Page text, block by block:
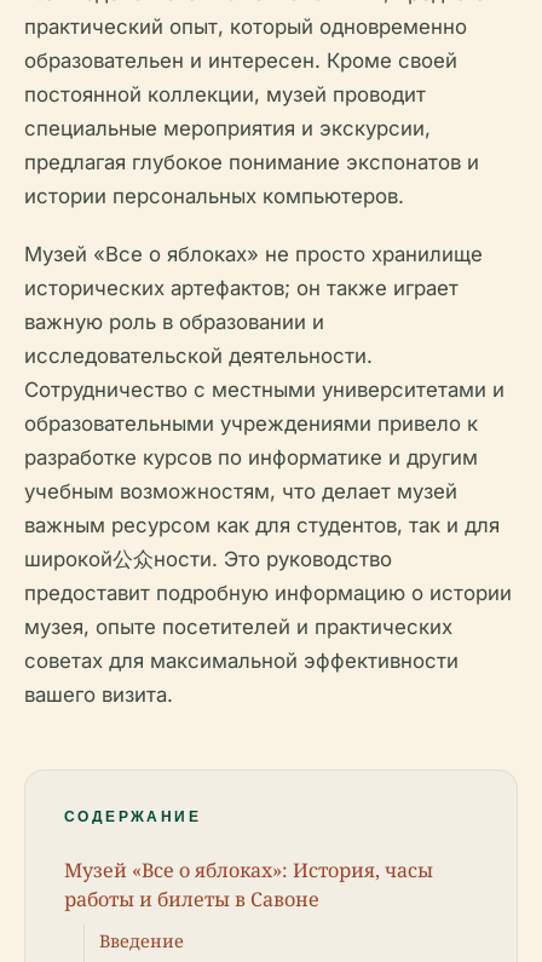
практический опыт, который одновременно
образовательен и интересен. Кроме своей
постоянной коллекции, музей проводит
специальные мероприятия и экскурсии,
предлагая глубокое понимание экспонатов и
истории персональных компьютеров.
Музей «Все о яблоках» не просто хранилище
исторических артефактов; он также играет
важную роль в образовании и
исследовательской деятельности.
Сотрудничество с местными университетами и
образовательными учреждениями привело к
разработке курсов по информатике и другим
учебным возможностям, что делает музей
важным ресурсом как для студентов, так и для
широкой公众ности. Это руководство
предоставит подробную информацию о истории
музея, опыте посетителей и практических
советах для максимальной эффективности
вашего визита.
СОДЕРЖАНИЕ
Музей «Все о яблоках»: История, часы
работы и билеты в Савоне
Введение